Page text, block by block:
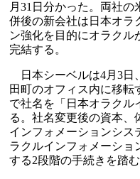
月31日分かった。両社
併後の新会社は日本オラ
ン強化を目的にオラク
完結する。
日本シーベルは4月3日
田町のオフィス内に移転
で社名を「日本オラクル
る。社名変更後の資本、
インフォメーションシス
ラクルインフォメーショ
する2段階の手続きを踏む